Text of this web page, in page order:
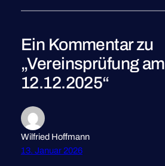
Ein Kommentar zu
„Vereinsprüfung am
12.12.2025“
Wilfried Hoffmann
13. Januar 2026